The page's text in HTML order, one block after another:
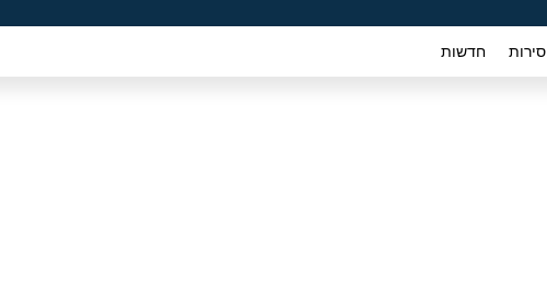
סירות חדשות